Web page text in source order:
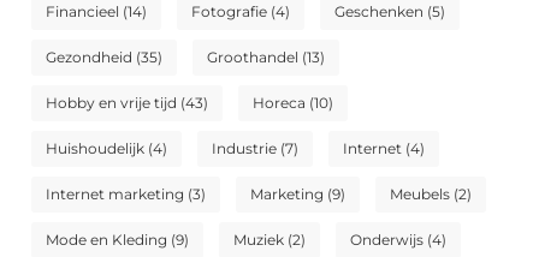
Financieel (14) Fotografie (4) Geschenken (5)
Gezondheid (35) Groothandel (13)
Hobby en vrije tijd (43) Horeca (10)
Huishoudelijk (4) Industrie (7) Internet (4)
Internet marketing (3) Marketing (9) Meubels (2)
Mode en Kleding (9) Muziek (2) Onderwijs (4)